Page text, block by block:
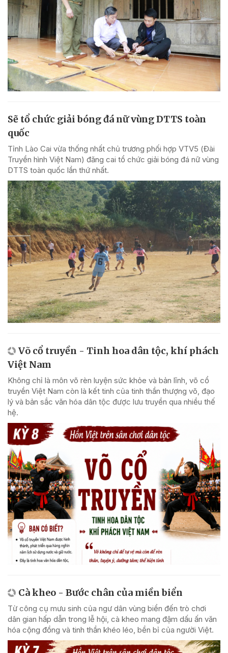
Sẽ tổ chức giải bóng đá nữ vùng DTTS toàn
quốc
Tỉnh Lào Cai vừa thống nhất chủ trương phối hợp VTV5 (Đài
Truyền hình Việt Nam) đăng cai tổ chức giải bóng đá nữ vùng
DTTS toàn quốc lần thứ nhất.
Võ cổ truyền - Tinh hoa dân tộc, khí phách
Việt Nam
Không chỉ là môn võ rèn luyện sức khỏe và bản lĩnh, võ cổ
truyền Việt Nam còn là kết tinh của tinh thần thượng võ, đạo
lý và bản sắc văn hóa dân tộc được lưu truyền qua nhiều thế
hệ.
Cà kheo - Bước chân của miền biển
Từ công cụ mưu sinh của ngư dân vùng biển đến trò chơi
dân gian hấp dẫn trong lễ hội, cà kheo mang đậm dấu ấn văn
hóa cộng đồng và tinh thần khéo léo, bền bỉ của người Việt.